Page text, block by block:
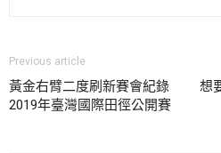
Previous article
黃金右臂二度刷新賽會紀錄
2019年臺灣國際田徑公開賽
想